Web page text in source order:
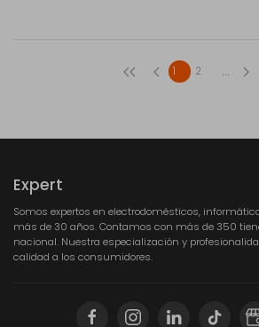
1 2 ...
Expert
Somos expertos en electrodomésticos,
más de 30 años. Contamos con más de 350
nacional. Nuestra especialización y
calidad a los consumidores.